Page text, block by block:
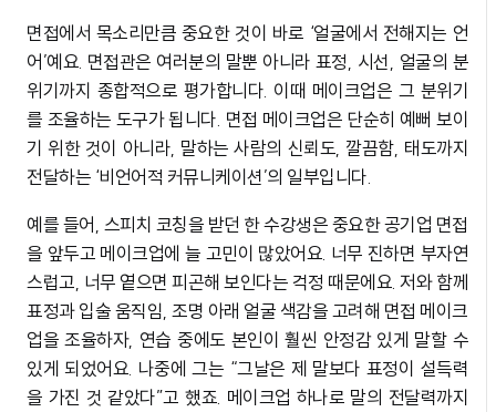
면접에서 목소리만큼 중요한 것이 바로 ‘얼굴에서 전해지는 언
어’예요. 면접관은 여러분의 말뿐 아니라 표정, 시선, 얼굴의 분
위기까지 종합적으로 평가합니다. 이때 메이크업은 그 분위기
를 조율하는 도구가 됩니다. 면접 메이크업은 단순히 예뻐 보이
기 위한 것이 아니라, 말하는 사람의 신뢰도, 깔끔함, 태도까지
전달하는 ‘비언어적 커뮤니케이션’의 일부입니다.
예를 들어, 스피치 코칭을 받던 한 수강생은 중요한 공기업 면접
을 앞두고 메이크업에 늘 고민이 많았어요. 너무 진하면 부자연
스럽고, 너무 옅으면 피곤해 보인다는 걱정 때문에요. 저와 함께
표정과 입술 움직임, 조명 아래 얼굴 색감을 고려해 면접 메이크
업을 조율하자, 연습 중에도 본인이 훨씬 안정감 있게 말할 수
있게 되었어요. 나중에 그는 “그날은 제 말보다 표정이 설득력
을 가진 것 같았다”고 했죠. 메이크업 하나로 말의 전달력까지